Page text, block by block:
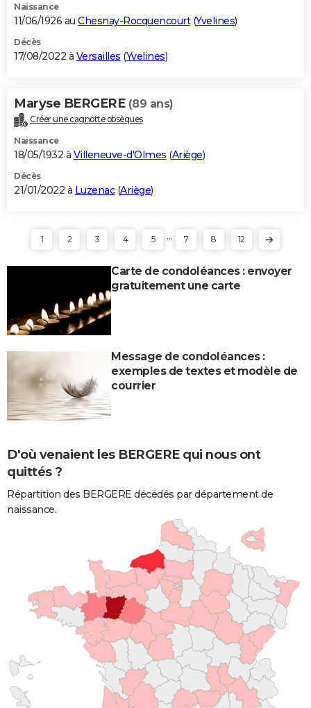
Naissance
11/06/1926 au Chesnay-Rocquencourt(Yvelines)
Décès
17/08/2022 à Versailles (Yvelines)
Maryse BERGERE (89 ans)
Créer une cagnotte obsèques
Naissance
18/05/1932 à Villeneuve-d'Olmes (Ariège)
Décès
21/01/2022 à Luzenac(Ariège)
1 2 3 4 5 ... 7 8 12
Carte de condoléances : envoyer
gratuitement une carte
Message de condoléances :
exemples de textes et modèle de
courrier
D'où venaient les BERGERE qui nous ont
quittés ?
Répartition des BERGERE décédés par département de
naissance.